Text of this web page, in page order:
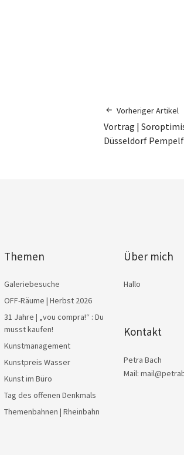
Vorheriger Artikel
Vortrag |
Düsseldorf
Themen
Galeriebesuche
OFF-Räume | Herbst 2026
31 Jahre | „vou compra!“ : Du
musst kaufen!
Kunstmanagement
Kunstpreis Wasser
Kunst im Büro
Tag des offenen Denkmals
Themenbahnen | Rheinbahn
Über mich
Hallo
Kontakt
Petra Bach
Mail: